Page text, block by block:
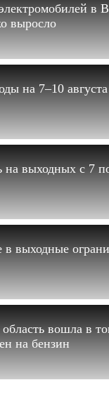
в
выросло
на 7–10
на выходных с 7
в выходные
область вошла в
на бензин